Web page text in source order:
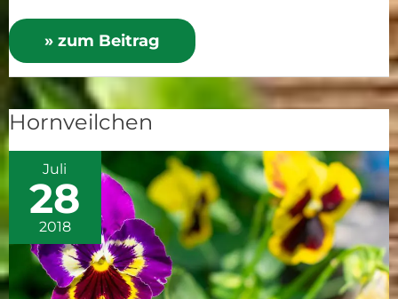
» zum Beitrag
Hornveilchen
Juli
28
2018
Hornveilchen